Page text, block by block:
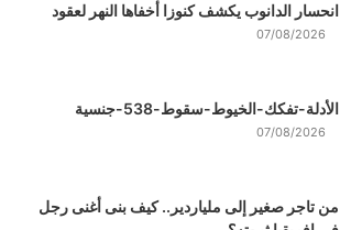
انحسار الدانوب يكشف كنوزا أخفاها النهر لعقود
07/08/2026
الأدلة-تفكك-الخيوط-سقوط-538-جنسية
07/08/2026
من تاجر صغير إلى ملياردير.. كيف بنى أغنى رجل